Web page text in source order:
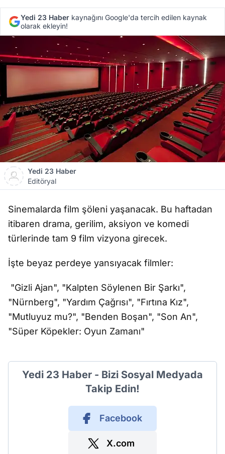
Yedi 23 Haber kaynağını Google'da tercih edilen kaynak
olarak ekleyin!
Yedi 23 Haber
Editöryal
Sinemalarda film şöleni yaşanacak. Bu haftadan
itibaren drama, gerilim, aksiyon ve komedi
türlerinde tam 9 film vizyona girecek.
İşte beyaz perdeye yansıyacak filmler:
"Gizli Ajan", "Kalpten Söylenen Bir Şarkı",
"Nürnberg", "Yardım Çağrısı", "Fırtına Kız",
"Mutluyuz mu?", "Benden Boşan", "Son An",
"Süper Köpekler: Oyun Zamanı"
Yedi 23 Haber - Bizi Sosyal Medyada
Takip Edin!
Facebook
X.com